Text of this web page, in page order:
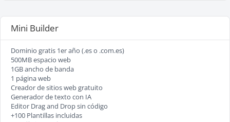
Mini Builder
Dominio gratis 1er año (.es o .com.es)
500MB espacio web
1GB ancho de banda
1 página web
Creador de sitios web gratuito
Generador de texto con IA
Editor Drag and Drop sin código
+100 Plantillas incluidas